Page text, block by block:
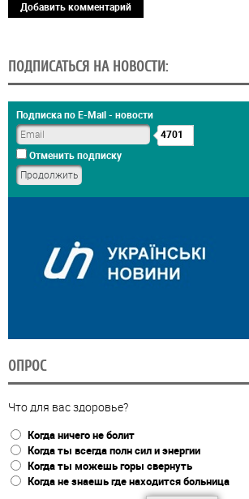
Добавить комментарий
ПОДПИСАТЬСЯ НА НОВОСТИ:
Подписка по E-Mail - новости
4701
Отменить подписку
ОПРОС
Что для вас здоровье?
Когда ничего не болит
Когда ты всегда полн сил и энергии
Когда ты можешь горы свернуть
Когда не знаешь где находится больница